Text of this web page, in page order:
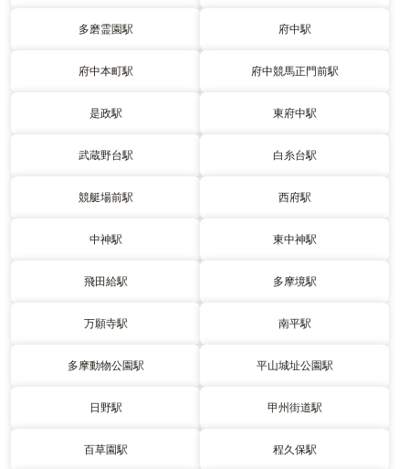
多磨霊園駅 府中駅
府中本町駅 府中競馬正門前駅
是政駅 東府中駅
武蔵野台駅 白糸台駅
競艇場前駅 西府駅
中神駅 東中神駅
飛田給駅 多摩境駅
万願寺駅 南平駅
多摩動物公園駅 平山城址公園駅
日野駅 甲州街道駅
百草園駅 程久保駅